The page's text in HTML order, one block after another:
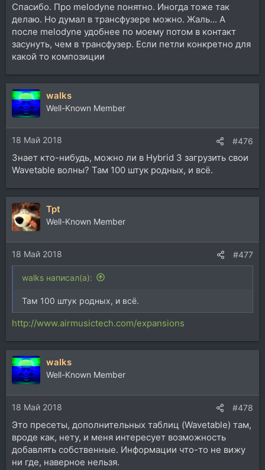
Спасибо. Про melodyne понятно. Иногда тоже так
делаю. Но думал в трансфузере можно. Жаль... А
после melodyne удобнее по моему потом в контакт
засунуть, чем в трансфузер. Если петли конкретно для
какой то композиции
walks
Well-Known Member
18 Май 2018 #476
Знает кто-нибудь, можно ли в Hybrid 3 загрузить свои
Wavetable волны? Там 100 штук родных, и всё.
Tpt
Well-Known Member
18 Май 2018 #477
walks написал(а):
Там 100 штук родных, и всё.
http://www.airmusictech.com/expansions
walks
Well-Known Member
18 Май 2018 #478
Это пресеты, дополнительных таблиц (Wavetable) там,
вроде как, нету, и меня интересует возможность
добавлять собственные. Информации что-то не вижу
ни где, наверное нельзя.